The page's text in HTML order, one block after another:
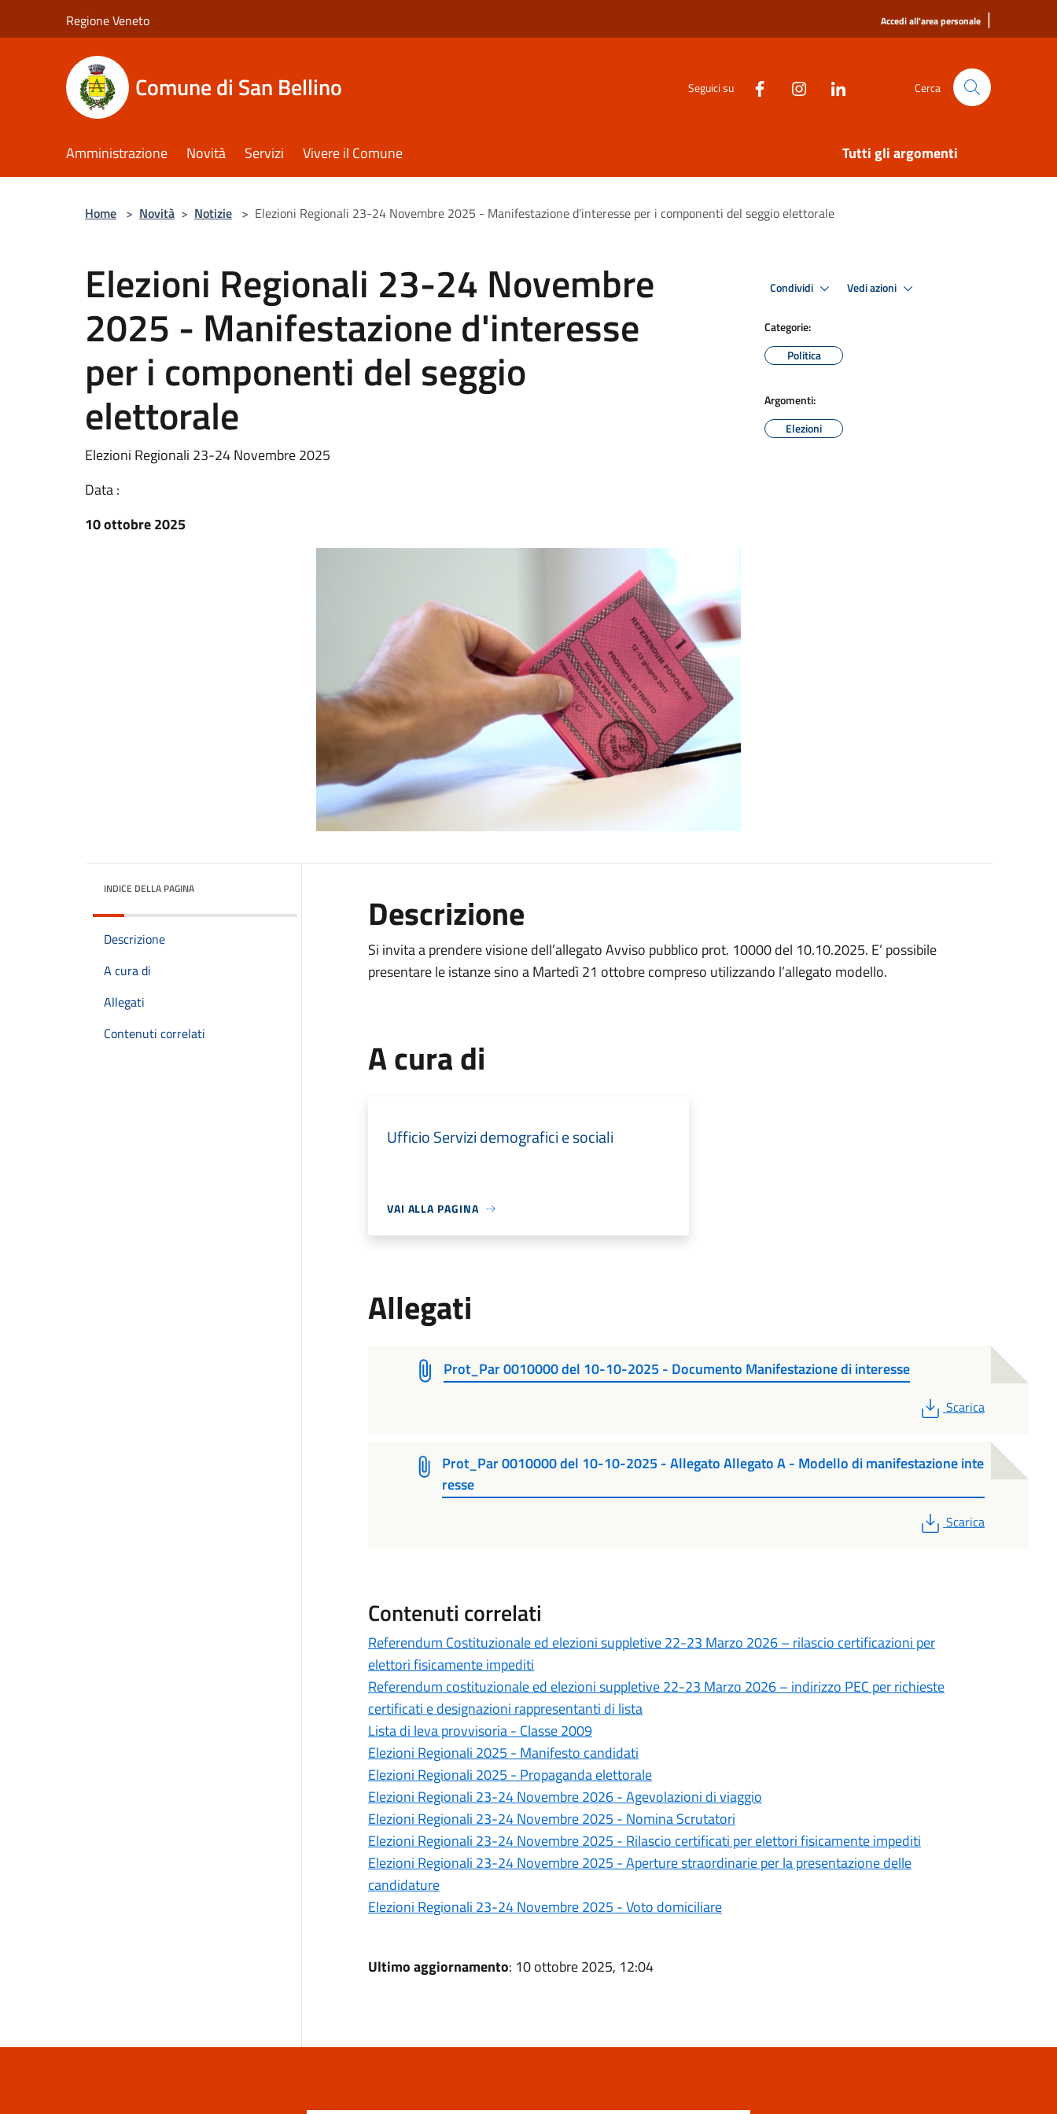
Regione Veneto Accedi all'area personale |
Comune di San Bellino Seguici su Cerca
Amministrazione Novità Servizi Vivere il Comune Tutti gli argomenti
Home > Novità > Notizie > Elezioni Regionali 23-24 Novembre 2025 - Manifestazione d'interesse per i componenti del seggio elettorale
Elezioni Regionali 23-24 Novembre
2025 - Manifestazione d'interesse
per i componenti del seggio
elettorale
Elezioni Regionali 23-24 Novembre 2025
Data :
10 ottobre 2025
Condividi Vedi azioni
Categorie:
Politica
Argomenti:
Elezioni
INDICE DELLA PAGINA
Descrizione
A cura di
Allegati
Contenuti correlati
Descrizione
Si invita a prendere visione dell’allegato Avviso pubblico prot. 10000 del 10.10.2025. E’ possibile
presentare le istanze sino a Martedì 21 ottobre compreso utilizzando l’allegato modello.
A cura di
Ufficio Servizi demografici e sociali
VAI ALLA PAGINA
Allegati
Prot_Par 0010000 del 10-10-2025 - Documento Manifestazione di interesse
PDF
Scarica
Prot_Par 0010000 del 10-10-2025 - Allegato Allegato A - Modello di manifestazione inte
resse
PDF
Scarica
Contenuti correlati
Referendum Costituzionale ed elezioni suppletive 22-23 Marzo 2026 – rilascio certificazioni per
elettori fisicamente impediti
Referendum costituzionale ed elezioni suppletive 22-23 Marzo 2026 – indirizzo PEC per richieste
certificati e designazioni rappresentanti di lista
Lista di leva provvisoria - Classe 2009
Elezioni Regionali 2025 - Manifesto candidati
Elezioni Regionali 2025 - Propaganda elettorale
Elezioni Regionali 23-24 Novembre 2026 - Agevolazioni di viaggio
Elezioni Regionali 23-24 Novembre 2025 - Nomina Scrutatori
Elezioni Regionali 23-24 Novembre 2025 - Rilascio certificati per elettori fisicamente impediti
Elezioni Regionali 23-24 Novembre 2025 - Aperture straordinarie per la presentazione delle
candidature
Elezioni Regionali 23-24 Novembre 2025 - Voto domiciliare
Ultimo aggiornamento: 10 ottobre 2025, 12:04